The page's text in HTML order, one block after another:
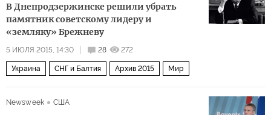
В Днепродзержинске решили убрать
памятник советскому лидеру и
«земляку» Брежневу
5 ИЮЛЯ 2015, 14:30 28 272
Украина СНГ и Балтия Архив 2015 Мир
Newsweek США